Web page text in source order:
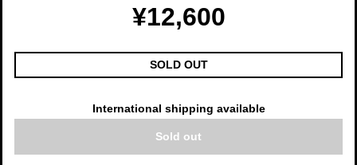
¥12,600
SOLD OUT
International shipping available
Sold out